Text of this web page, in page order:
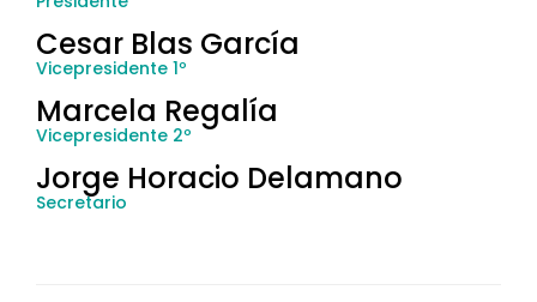
Cesar Blas García
Vicepresidente 1º
Marcela Regalía
Vicepresidente 2º
Jorge Horacio Delamano
Secretario